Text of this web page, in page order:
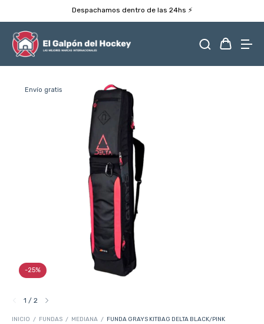
Despachamos dentro de las 24hs ⚡️
-25%
Envío gratis
1 / 2
INICIO / FUNDAS / MEDIANA / FUNDA GRAYS KITBAG DELTA BLACK/PINK